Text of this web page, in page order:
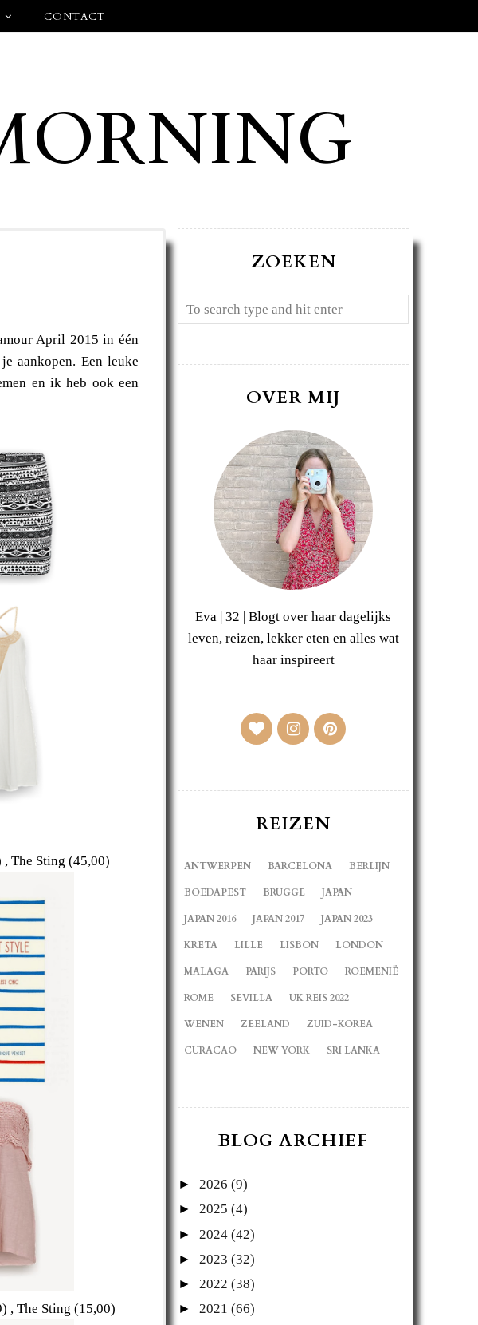
CONTACT
April 2015 in één
aankopen. Een leuke
en ik heb ook een
The Sting (45,00)
, The Sting (15,00)
ZOEKEN
OVER MIJ
Eva | 32 | Blogt over haar dagelijks
leven, reizen, lekker eten en alles wat
haar inspireert
REIZEN
ANTWERPEN BARCELONA BERLIJN
BOEDAPEST BRUGGE JAPAN
JAPAN 2016 JAPAN 2017 JAPAN 2023
KRETA LILLE LISBON LONDON
MALAGA PARIJS PORTO ROEMENIË
ROME SEVILLA UK REIS 2022
WENEN ZEELAND ZUID-KOREA
CURACAO NEW YORK SRI LANKA
BLOG ARCHIEF
► 2026 (9)
► 2025 (4)
► 2024 (42)
► 2023 (32)
► 2022 (38)
► 2021 (66)